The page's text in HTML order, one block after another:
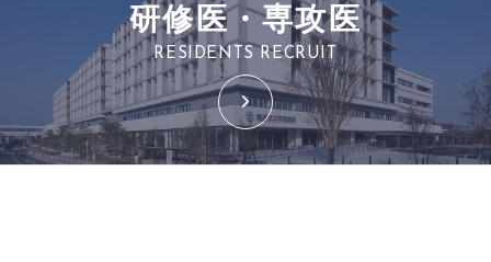
研修医・専攻医
RESIDENTS RECRUIT